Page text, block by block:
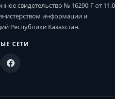
свидетельство № 16290-Г от
информации и
Республики Казахстан.
СЕТИ